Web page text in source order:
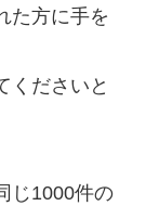
た方に手を
くださいと
じ1000件の